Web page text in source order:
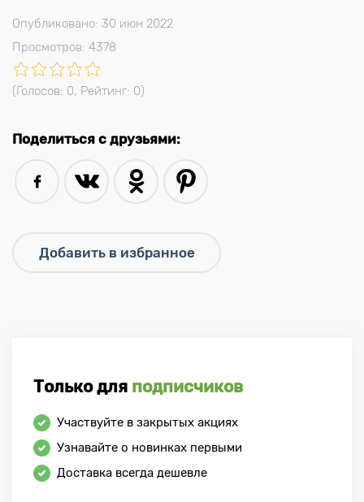
Опубликовано: 30 июн 2022
Просмотров: 4378
(Голосов: 0, Рейтинг: 0)
Поделиться с друзьями:
Только для подписчиков
Участвуйте в закрытых акциях
Узнавайте о новинках первыми
Доставка всегда дешевле